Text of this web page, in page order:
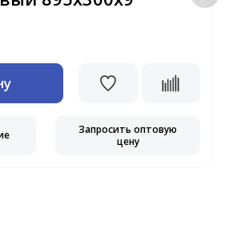
Запросить оптовую
цену